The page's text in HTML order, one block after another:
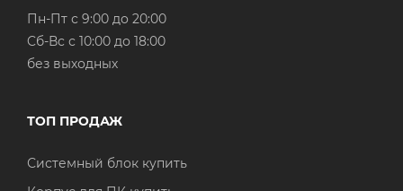
Пн-Пт с 9:00 до 20:00
Cб-Вс с 10:00 до 18:00
без выходных
ТОП ПРОДАЖ
Системный блок купить